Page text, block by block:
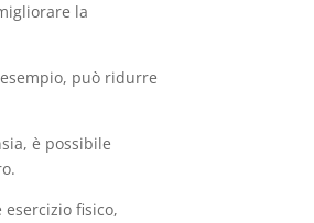
la
può ridurre
è possibile
fisico,